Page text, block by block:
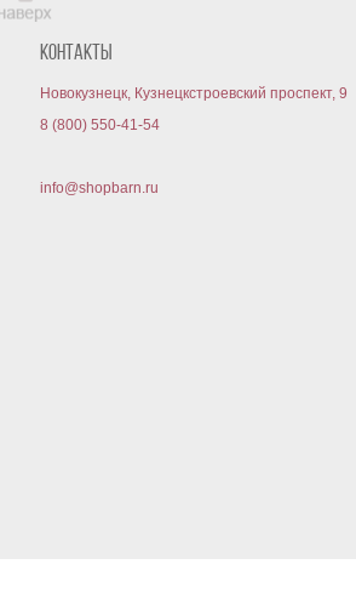
Контакты
Новокузнецк, Кузнецкстроевский проспект, 9
8 (800) 550-41-54
info@shopbarn.ru